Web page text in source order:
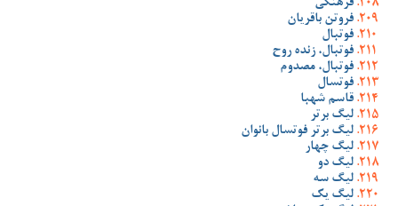
فرهنگی
فروتن باقریان
فوتبال
فوتبال، زنده روح
فوتبال، مصدوم
فوتسال
قاسم شهبا
لیگ برتر
لیگ برتر فوتسال بانوان
لیگ چهار
لیگ دو
لیگ سه
لیگ یک